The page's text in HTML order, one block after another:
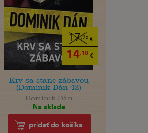
17,95€
14,18€
Krv sa stane zábavou
(Dominik Dán 42)
Dominik Dán
Na sklade
pridať do košíka